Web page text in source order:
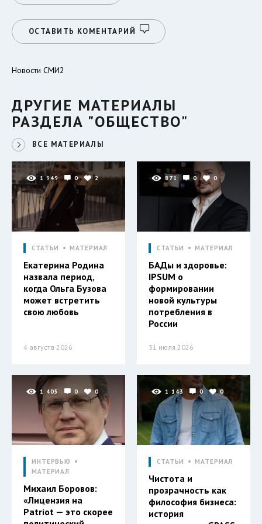
ОСТАВИТЬ КОМЕНТАРИЙ
Новости СМИ2
ДРУГИЕ МАТЕРИАЛЫ
РАЗДЕЛА "ОБЩЕСТВО"
ВСЕ МАТЕРИАЛЫ
1 949 0 2
СТАТЬИ МАТЕРИАЛ
Екатерина Родина
назвала период,
когда Ольга Бузова
может встретить
свою любовь
4 августа 2026
871 0 0
СТАТЬИ МАТЕРИАЛ
БАДы и здоровье:
IPSUM о
формировании
новой культуры
потребления в
России
31 июля 2026
1 405 0 0
ИНТЕРВЬЮ
МАТЕРИАЛ
Михаил Боровов:
«Лицензия на
Patriot — это скорее
1 143 0 0
СТАТЬИ МАТЕРИАЛ
Чистота и
прозрачность как
философия бизнеса:
история